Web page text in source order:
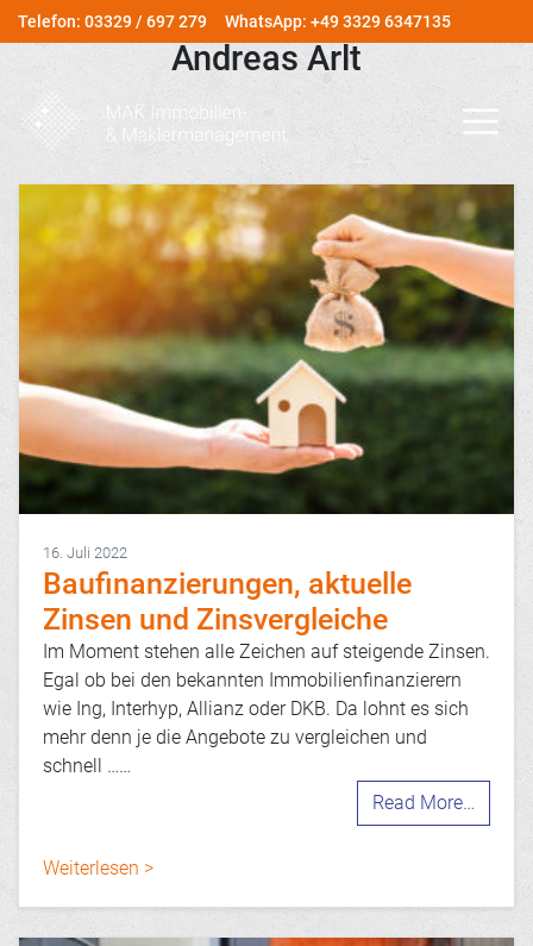
Telefon: 03329 / 697 279 WhatsApp: +49 3329 6347135
Andreas Arlt
16. Juli 2022
Baufinanzierungen, aktuelle
Zinsen und Zinsvergleiche
Im Moment stehen alle Zeichen auf steigende Zinsen.
Egal ob bei den bekannten Immobilienfinanzierern
wie Ing, Interhyp, Allianz oder DKB. Da lohnt es sich
mehr denn je die Angebote zu vergleichen und
schnell ……
Read More…
Weiterlesen >